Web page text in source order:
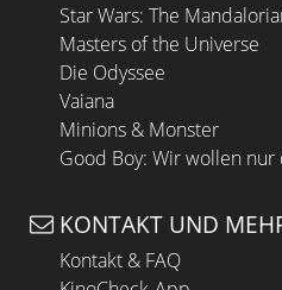
Star Wars: The
Masters of the Universe
Die Odyssee
Vaiana
Minions & Monster
Good Boy: Wir wollen nur
KONTAKT UND
Kontakt & FAQ